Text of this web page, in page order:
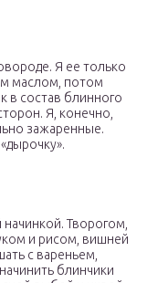
Я ее только
маслом, потом
в состав блинного
Я, конечно,
зажаренные.
Творогом,
и рисом, вишней
с вареньем,
блинчики